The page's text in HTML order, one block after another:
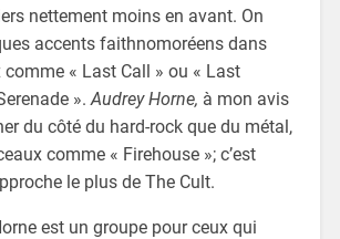
nettement moins en avant. On
accents faithnomoréens dans
« Last Call » ou « Last
». Audrey Horne, à mon avis
du côté du hard-rock que du métal,
comme « Firehouse »; c’est
le plus de The Cult.
est un groupe pour ceux qui